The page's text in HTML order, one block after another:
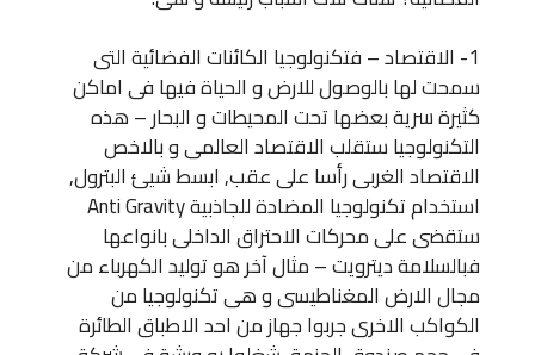
1- الاقتصاد – فتكنولوجيا الكائنات الفضائية التى
سمحت لها بالوصول للارض و الحياة فيها فى اماكن
كثيرة سرية بعضها تحت المحيطات و البحار – هذه
التكنولوجيا ستقلب الاقتصاد العالمى و بالاخص
الاقتصاد الغربى رأسا على عقب, ابسط شيئ البترول,
استخدام تكنولوجيا المضادة للجاذبية Anti Gravity
ستقضى على محركات الاحتراق الداخلى بانواعها
فبالسلامة ديترويت – مثال آخر هو توليد الكهرباء من
مجال الارض المغناطيسى و هى تكنولوجيا من
الكواكب الاخرى جربوا جهاز من احد الاطباق الطائرة